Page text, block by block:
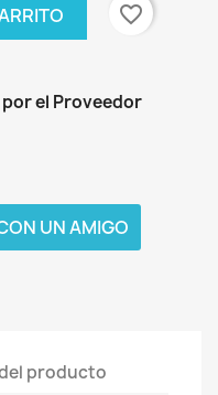
favorite_border
el Proveedor
UN AMIGO
producto